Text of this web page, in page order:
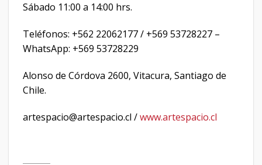
Sábado 11:00 a 14:00 hrs.
Teléfonos: +562 22062177 / +569 53728227 –
WhatsApp: +569 53728229
Alonso de Córdova 2600, Vitacura, Santiago de
Chile.
artespacio@artespacio.cl /www.artespacio.cl